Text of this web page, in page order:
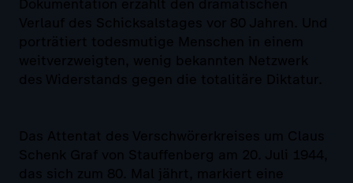
Dokumentation erzählt den dramatischen
Verlauf des Schicksalstages vor 80 Jahren. Und
porträtiert todesmutige Menschen in einem
weitverzweigten, wenig bekannten Netzwerk
des Widerstands gegen die totalitäre Diktatur.
Das Attentat des Verschwörerkreises um Claus
Schenk Graf von Stauffenberg am 20. Juli 1944,
das sich zum 80. Mal jährt, markiert eine